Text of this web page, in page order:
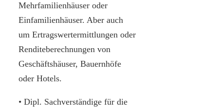
Mehrfamilienhäuser oder
Einfamilienhäuser. Aber auch
um Ertragswertermittlungen oder
Renditeberechnungen von
Geschäftshäuser, Bauernhöfe
oder Hotels.
• Dipl. Sachverständige für die